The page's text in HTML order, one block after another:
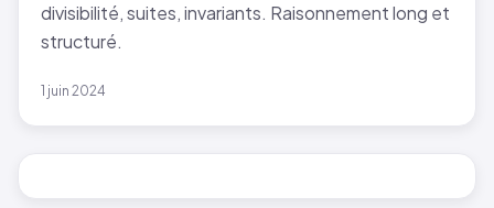
divisibilité, suites, invariants. Raisonnement long et
structuré.
1 juin 2024